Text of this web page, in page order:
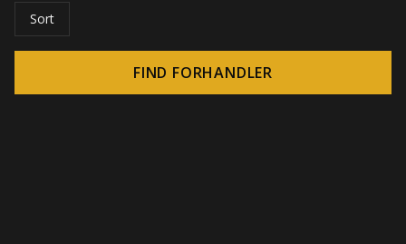
Sort
FIND FORHANDLER